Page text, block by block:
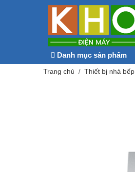
Danh mục sản phẩm
Trang chủ Thiết bị nhà bếp